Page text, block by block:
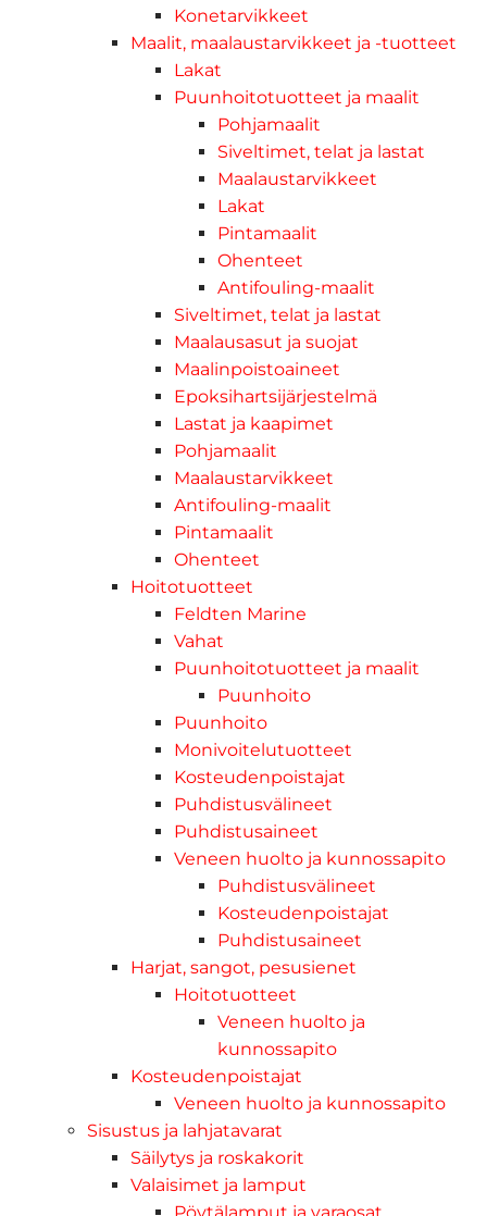
Konetarvikkeet
Maalit, maalaustarvikkeet ja -tuotteet
Lakat
Puunhoitotuotteet ja maalit
Pohjamaalit
Siveltimet, telat ja lastat
Maalaustarvikkeet
Lakat
Pintamaalit
Ohenteet
Antifouling-maalit
Siveltimet, telat ja lastat
Maalausasut ja suojat
Maalinpoistoaineet
Epoksihartsijärjestelmä
Lastat ja kaapimet
Pohjamaalit
Maalaustarvikkeet
Antifouling-maalit
Pintamaalit
Ohenteet
Hoitotuotteet
Feldten Marine
Vahat
Puunhoitotuotteet ja maalit
Puunhoito
Puunhoito
Monivoitelutuotteet
Kosteudenpoistajat
Puhdistusvälineet
Puhdistusaineet
Veneen huolto ja kunnossapito
Puhdistusvälineet
Kosteudenpoistajat
Puhdistusaineet
Harjat, sangot, pesusienet
Hoitotuotteet
Veneen huolto ja
kunnossapito
Kosteudenpoistajat
Veneen huolto ja kunnossapito
Sisustus ja lahjatavarat
Säilytys ja roskakorit
Valaisimet ja lamput